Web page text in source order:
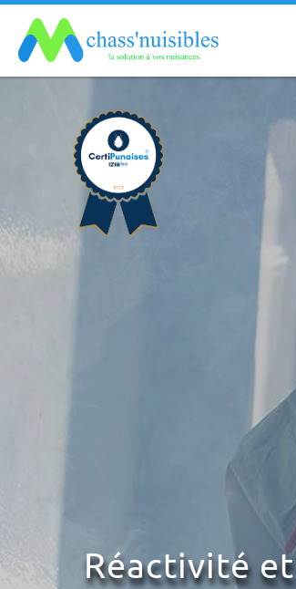
Réactivité